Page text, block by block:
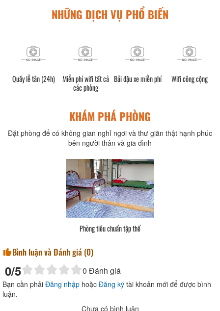
NHỮNG DỊCH VỤ PHỔ BIẾN
Quầy lễ tân (24h)
Miễn phí wifi tất cả
các phòng
Bãi đậu xe miễn phí Wifi công cộng
KHÁM PHÁ PHÒNG
Đặt phòng để có không gian nghỉ ngơi và thư giãn thật hạnh phúc
bên người thân và gia đình
Phòng tiêu chuẩn tập thể
Bình luận và Đánh giá (0)
0/5 0 Đánh giá
Bạn cần phải Đăng nhập hoặc Đăng ký tài khoản mới để được bình
luận.
Chưa có bình luận